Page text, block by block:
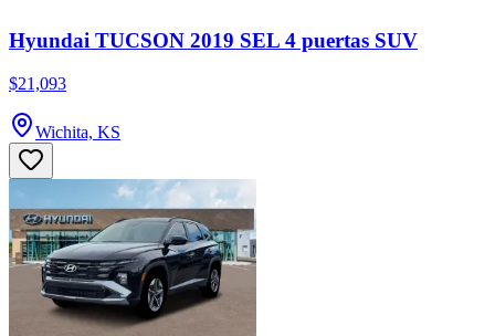
Hyundai TUCSON 2019 SEL 4 puertas SUV
$21,093
Wichita, KS